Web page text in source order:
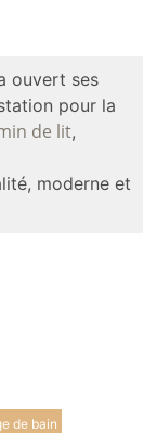
ouvert ses
pour la
de lit,
moderne et
de bain